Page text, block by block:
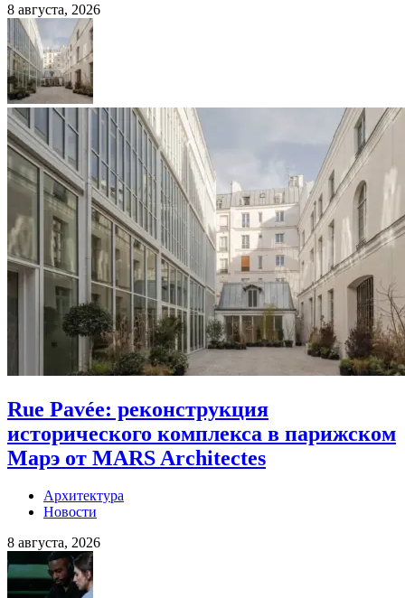
8 августа, 2026
Rue Pavée: реконструкция
исторического комплекса в парижском
Марэ от MARS Architectes
Архитектура
Новости
8 августа, 2026